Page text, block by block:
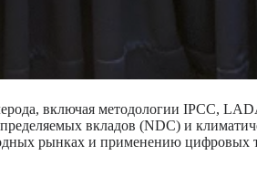
включая методологии IPCC,
вкладов (NDC) и
рынках и применению цифровых